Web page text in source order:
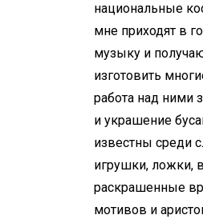
национальные
мне приходят в
музыку и
изготовить
работа над ними
и украшение
известны среди
игрушки, ложки,
раскрашенные
мотивов и
In